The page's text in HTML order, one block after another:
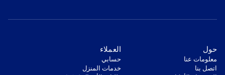
‫حول‬
معلومات عنا
اتصل بنا
‫العملاء‬
‫حسابي‬
‫خدمات المنزل‬